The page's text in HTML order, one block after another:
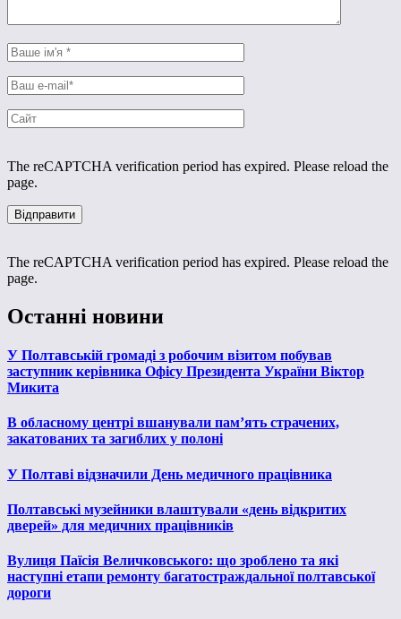
The reCAPTCHA verification period has expired. Please reload the
page.
The reCAPTCHA verification period has expired. Please reload the
page.
Останні новини
У Полтавській громаді з робочим візитом побував
заступник керівника Офісу Президента України Віктор
Микита
В обласному центрі вшанували пам’ять страчених,
закатованих та загиблих у полоні
У Полтаві відзначили День медичного працівника
Полтавські музейники влаштували «день відкритих
дверей» для медичних працівників
Вулиця Паїсія Величковського: що зроблено та які
наступні етапи ремонту багатостраждальної полтавської
дороги